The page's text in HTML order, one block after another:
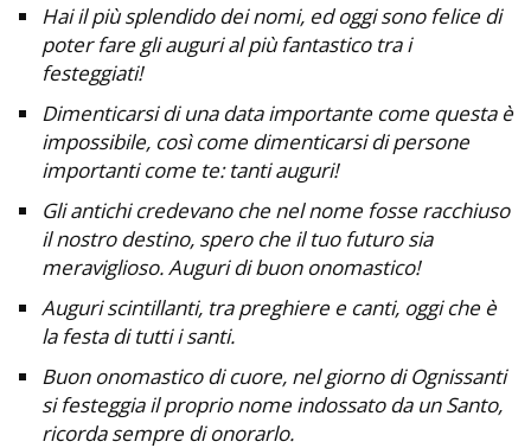
Hai il più splendido dei nomi, ed oggi sono felice di
poter fare gli auguri al più fantastico tra i
festeggiati!
Dimenticarsi di una data importante come questa è
impossibile, così come dimenticarsi di persone
importanti come te: tanti auguri!
Gli antichi credevano che nel nome fosse racchiuso
il nostro destino, spero che il tuo futuro sia
meraviglioso. Auguri di buon onomastico!
Auguri scintillanti, tra preghiere e canti, oggi che è
la festa di tutti i santi.
Buon onomastico di cuore, nel giorno di Ognissanti
si festeggia il proprio nome indossato da un Santo,
ricorda sempre di onorarlo.